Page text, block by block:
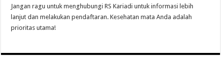
Jangan ragu untuk menghubungi RS Kariadi untuk informasi lebih
lanjut dan melakukan pendaftaran. Kesehatan mata Anda adalah
prioritas utama!